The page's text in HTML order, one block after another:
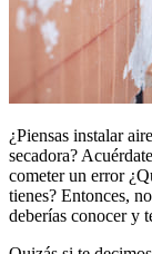
¿Piensas instalar
secadora?
cometer un error
tienes? Entonces,
deberías conocer y